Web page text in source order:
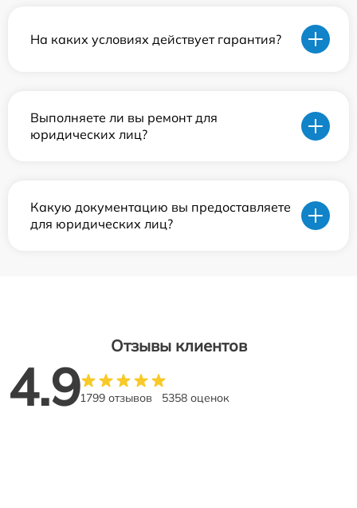
На каких условиях действует гарантия?
Выполняете ли вы ремонт для
юридических лиц?
Какую документацию вы предоставляете
для юридических лиц?
Отзывы клиентов
4.91799 отзывов 5358 оценок